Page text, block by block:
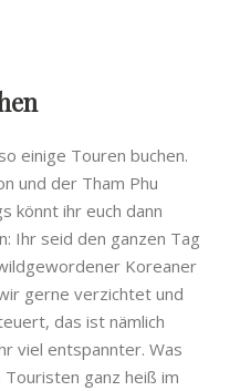
einige Touren buchen.
und der Tham Phu
könnt ihr euch dann
Ihr seid den ganzen Tag
Koreaner
gerne verzichtet und
das ist nämlich
viel entspannter. Was
ganz heiß im